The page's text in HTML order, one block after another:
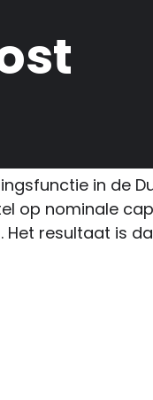
in de
op nominale
resultaat is